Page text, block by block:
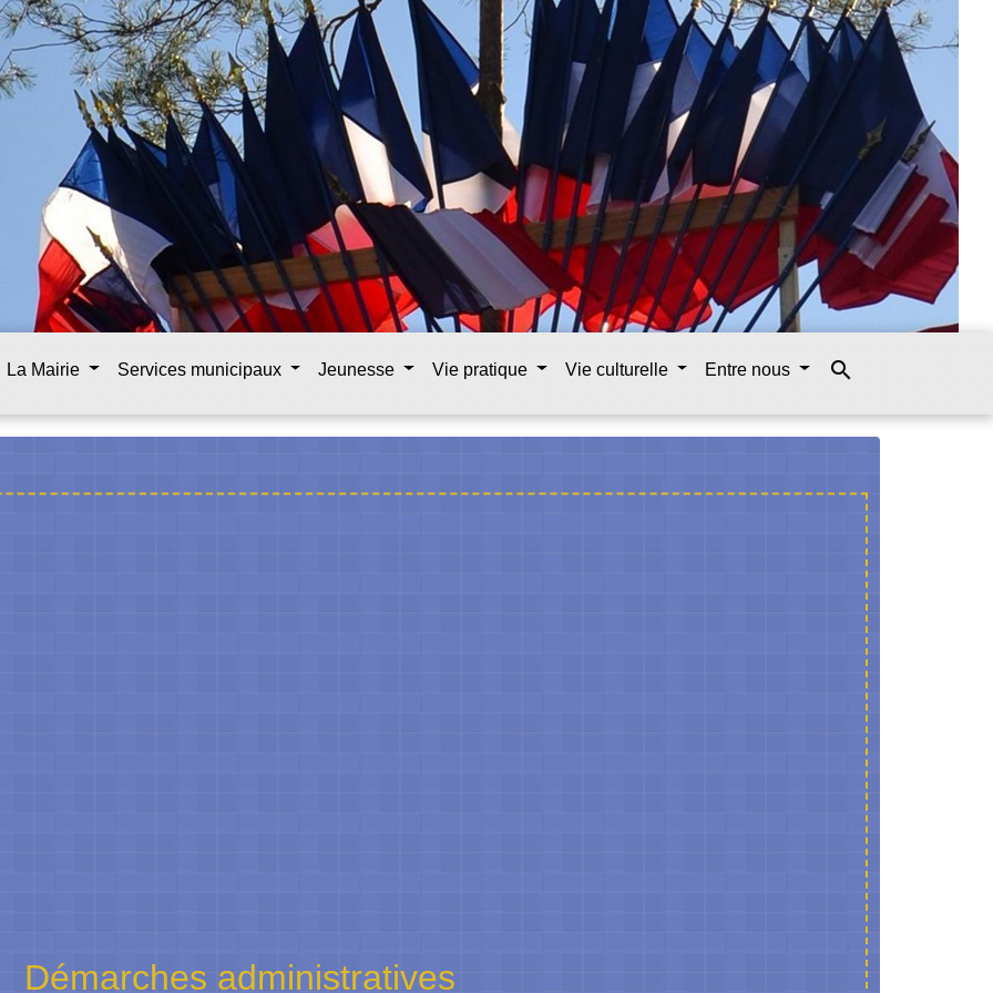
La Mairie Services municipaux Jeunesse Vie pratique Vie culturelle Entre nous search
Démarches administratives